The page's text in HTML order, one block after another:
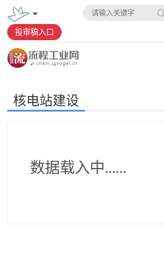
投审稿入口
核电站建设
数据载入中......